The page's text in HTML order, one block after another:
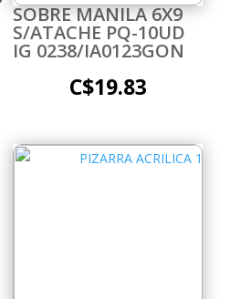
SOBRE MANILA 6X9
S/ATACHE PQ-10UD
IG 0238/IA0123GON
C$19.83